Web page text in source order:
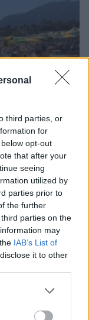
third parties, or
for
opt-out
that after your
seeing
utilized by
parties prior to
the further
parties on the
may
IAB’s List of
it to other
or more Google
may click to
μητέρα στα
φίλη της και